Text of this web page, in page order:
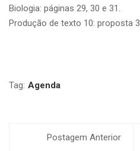
Biologia: páginas 29, 30 e 31.
Produção de texto 10: proposta 3.
Tag: Agenda
Postagem Anterior